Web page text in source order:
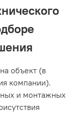
объект (в
компании).
и монтажных